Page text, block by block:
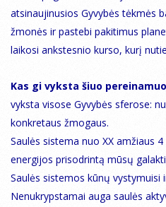
atsinaujinusios Gyvybės tėkmės
žmonės ir pastebi pakitimus
laikosi ankstesnio kurso, kurį
Kas gi vyksta šiuo
vyksta visose Gyvybės sferose:
konkretaus žmogaus.
Saulės sistema nuo XX amžiaus
energijos prisodrintą mūsų
Saulės sistemos kūnų vystymuisi
Nenukrypstamai auga saulės